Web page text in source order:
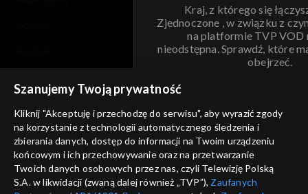
Kraj, z którego się
Zjednoczone , w związku z
na platformie TVP VOD
nieodstępna. Sprawdź, które
obejrzeć.
ANULUJ
informacje o dostawcy usług
Szanujemy Twoją prywatność
Kliknij "Akceptuję i przechodzę do serwisu", aby wyrazić zgody
na korzystanie z technologii automatycznego śledzenia i
zbierania danych, dostęp do informacji na Twoim urządzeniu
końcowym i ich przechowywanie oraz na przetwarzanie
Twoich danych osobowych przez nas, czyli Telewizję Polską
S.A. w likwidacji (zwaną dalej również „TVP”), Zaufanych